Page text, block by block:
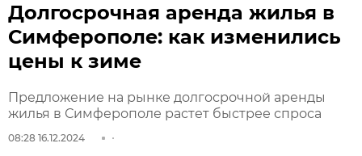
Долгосрочная аренда жилья в
Симферополе: как изменились
цены к зиме
Предложение на рынке долгосрочной аренды
жилья в Симферополе растет быстрее спроса
08:28 16.12.2024